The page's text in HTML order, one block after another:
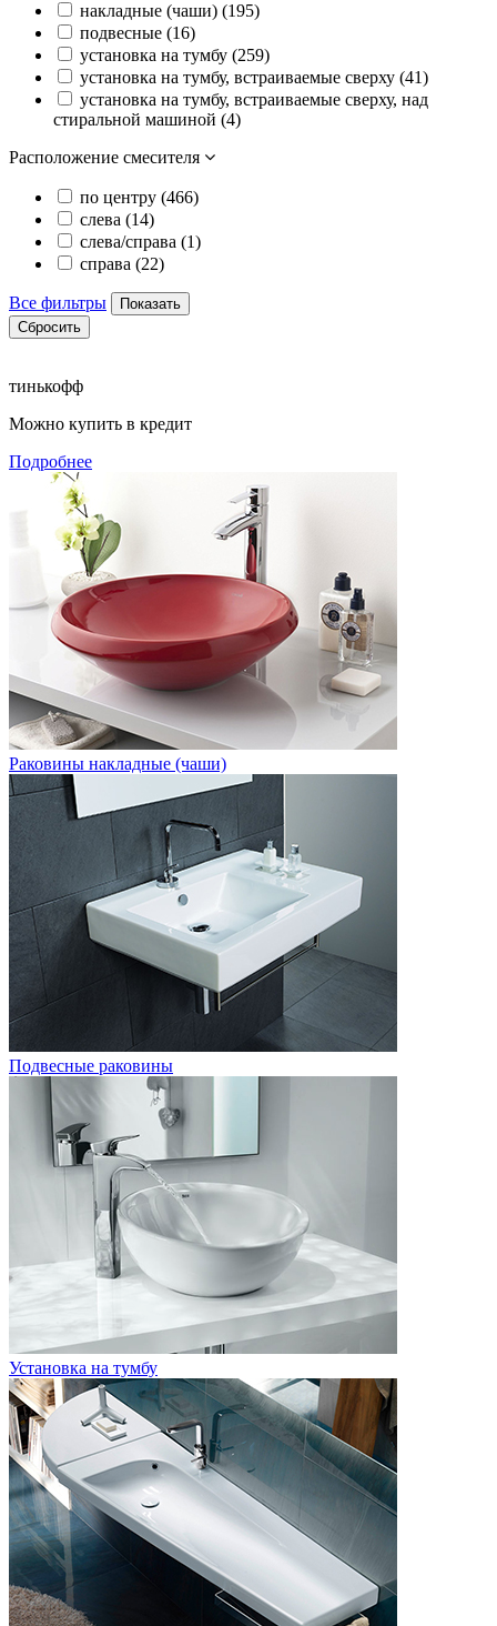
накладные (чаши) (195)
подвесные (16)
установка на тумбу (259)
установка на тумбу, встраиваемые сверху (41)
установка на тумбу, встраиваемые сверху, над
стиральной машиной (4)
Расположение смесителя
по центру (466)
слева (14)
слева/справа (1)
справа (22)
Все фильтры
Показать
Сбросить
тинькофф
Можно купить в кредит
Подробнее
Раковины накладные (чаши)
Подвесные раковины
Установка на тумбу